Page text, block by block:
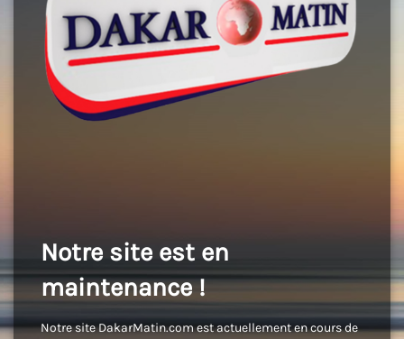
Notre site est en
maintenance !
Notre site DakarMatin.com est actuellement en cours de